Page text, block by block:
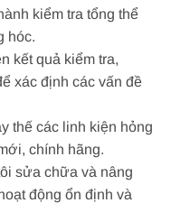
kiểm tra tổng thể
hóc.
kết quả kiểm tra,
xác định các vấn đề
thế các linh kiện hỏng
chính hãng.
sửa chữa và nâng
động ổn định và